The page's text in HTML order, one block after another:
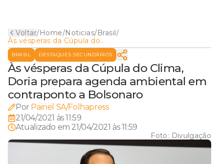
Voltar/Home/Noticias/Brasil/
Às vésperas da Cúpula do
Clima, Doria prepara agenda
ambiental em contraponto a
Bolsonaro
BRASIL DESTAQUES SECUNDÁRIOS
Às vésperas da Cúpula do Clima,
Doria prepara agenda ambiental em
contraponto a Bolsonaro
Por Painel SA/Folhapress
21/04/2021 às 11:59
Atualizado em 21/04/2021 às 11:59
Foto: Divulgação